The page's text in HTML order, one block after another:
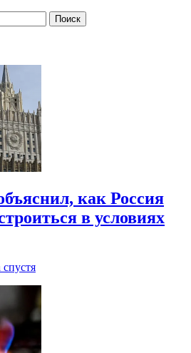
как Россия
в условиях
спустя